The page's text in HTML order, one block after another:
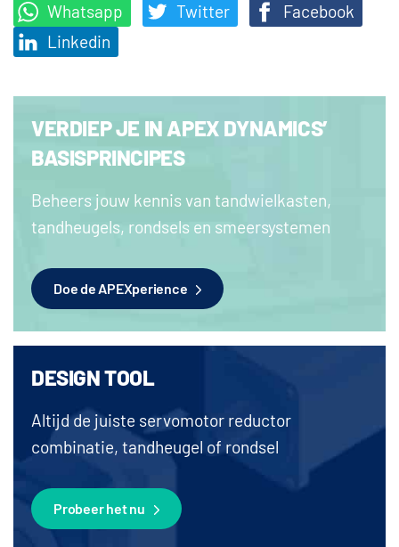
Whatsapp Twitter
Facebook
Linkedin
VERDIEP JE IN APEX DYNAMICS’
BASISPRINCIPES
Beheers jouw kennis van tandwielkasten,
tandheugels, rondsels en smeersystemen
Doe de APEXperience
DESIGN TOOL
Altijd de juiste servomotor reductor
combinatie, tandheugel of rondsel
Probeer het nu